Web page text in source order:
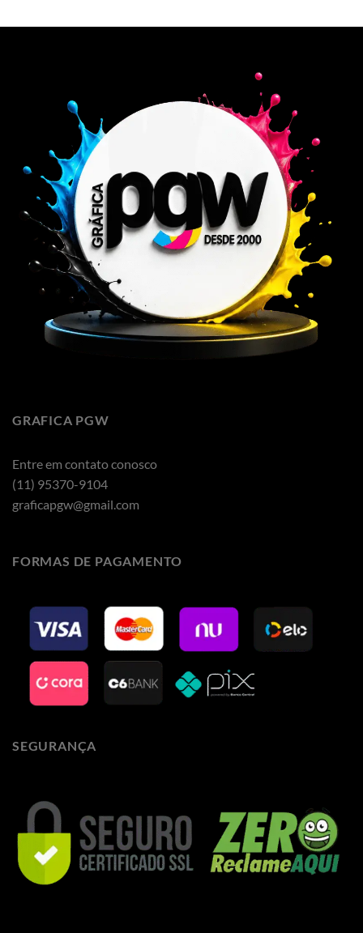
GRAFICA PGW
Entre em contato conosco
(11) 95370-9104
graficapgw@gmail.com
FORMAS DE PAGAMENTO
SEGURANÇA